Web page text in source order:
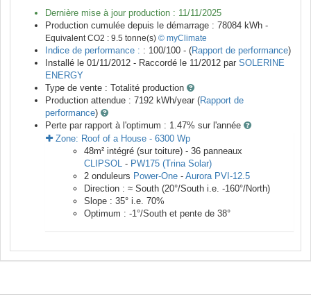
Dernière mise à jour production : 11/11/2025
Production cumulée depuis le démarrage : 78084 kWh -
Equivalent CO2 : 9.5 tonne(s) © myClimate
Indice de performance : : 100/100 - (Rapport de performance)
Installé le 01/11/2012 - Raccordé le 11/2012 par SOLERINE
ENERGY
Type de vente : Totalité production
Production attendue : 7192 kWh/year (Rapport de
performance)
Perte par rapport à l'optimum : 1.47% sur l'année
Zone: Roof of a House - 6300 Wp
48m² intégré (sur toiture) - 36 panneaux
CLIPSOL - PW175 (Trina Solar)
2 onduleurs Power-One - Aurora PVI-12.5
Direction : ≈ South (20°/South i.e. -160°/North)
Slope : 35° i.e. 70%
Optimum : -1°/South et pente de 38°